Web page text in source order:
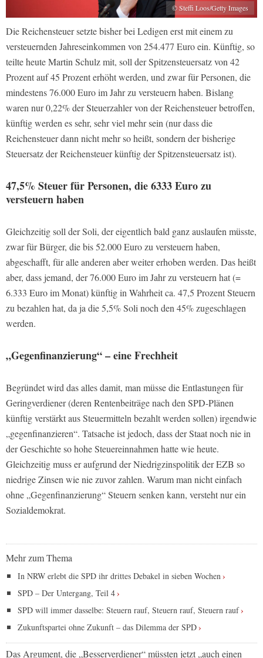
© Steffi Loos/Getty Images
Die Reichensteuer setzte bisher bei Ledigen erst mit einem zu
versteuernden Jahreseinkommen von 254.477 Euro ein. Künftig, so
teilte heute Martin Schulz mit, soll der Spitzensteuersatz von 42
Prozent auf 45 Prozent erhöht werden, und zwar für Personen, die
mindestens 76.000 Euro im Jahr zu versteuern haben. Bislang
waren nur 0,22% der Steuerzahler von der Reichensteuer betroffen,
künftig werden es sehr, sehr viel mehr sein (nur dass die
Reichensteuer dann nicht mehr so heißt, sondern der bisherige
Steuersatz der Reichensteuer künftig der Spitzensteuersatz ist).
47,5% Steuer für Personen, die 6333 Euro zu
versteuern haben
Gleichzeitig soll der Soli, der eigentlich bald ganz auslaufen müsste,
zwar für Bürger, die bis 52.000 Euro zu versteuern haben,
abgeschafft, für alle anderen aber weiter erhoben werden. Das heißt
aber, dass jemand, der 76.000 Euro im Jahr zu versteuern hat (=
6.333 Euro im Monat) künftig in Wahrheit ca. 47,5 Prozent Steuern
zu bezahlen hat, da ja die 5,5% Soli noch den 45% zugeschlagen
werden.
„Gegenfinanzierung“ – eine Frechheit
Begründet wird das alles damit, man müsse die Entlastungen für
Geringverdiener (deren Rentenbeiträge nach den SPD-Plänen
künftig verstärkt aus Steuermitteln bezahlt werden sollen) irgendwie
„gegenfinanzieren“. Tatsache ist jedoch, dass der Staat noch nie in
der Geschichte so hohe Steuereinnahmen hatte wie heute.
Gleichzeitig muss er aufgrund der Niedrigzinspolitik der EZB so
niedrige Zinsen wie nie zuvor zahlen. Warum man nicht einfach
ohne „Gegenfinanzierung“ Steuern senken kann, versteht nur ein
Sozialdemokrat.
Mehr zum Thema
In NRW erlebt die SPD ihr drittes Debakel in sieben Wochen
SPD – Der Untergang, Teil 4
SPD will immer dasselbe: Steuern rauf, Steuern rauf, Steuern rauf
Zukunftspartei ohne Zukunft – das Dilemma der SPD
Das Argument, die „Besserverdiener“ müssten jetzt „auch einen